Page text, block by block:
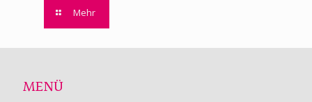
Mehr
MENÜ